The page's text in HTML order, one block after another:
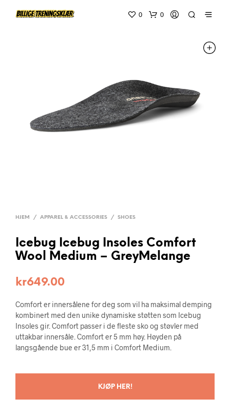
0 0
HJEM / APPAREL & ACCESSORIES / SHOES
Icebug Icebug Insoles Comfort
Wool Medium – GreyMelange
kr649.00
Comfort er innersålene for deg som vil ha maksimal demping
kombinert med den unike dynamiske støtten som Icebug
Insoles gir. Comfort passer i de fleste sko og støvler med
uttakbar innersåle. Comfort er 5 mm høy. Høyden på
langsgående bue er 31,5 mm i Comfort Medium.
KJØP HER!